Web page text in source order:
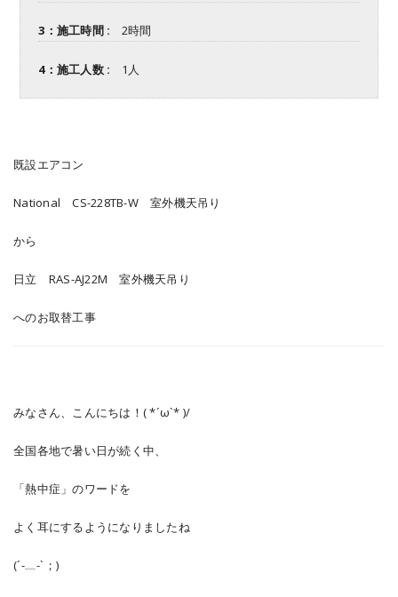
3：施工時間 : 2時間
4：施工人数 : 1人
既設エアコン
National CS-228TB-W 室外機天吊り
から
日立 RAS-AJ22M 室外機天吊り
へのお取替工事
みなさん、こんにちは！( *´ω`* )/
全国各地で暑い日が続く中、
「熱中症」のワードを
よく耳にするようになりましたね
(´-﹏-`；)